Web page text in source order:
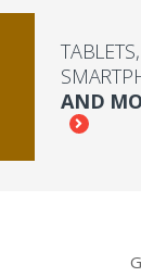
TABLETS,
AND